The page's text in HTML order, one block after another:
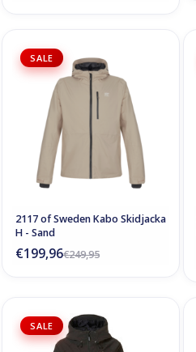
SALE
2117 of Sweden Kabo Skidjacka
H - Sand
€249,95
€199,96
SALE